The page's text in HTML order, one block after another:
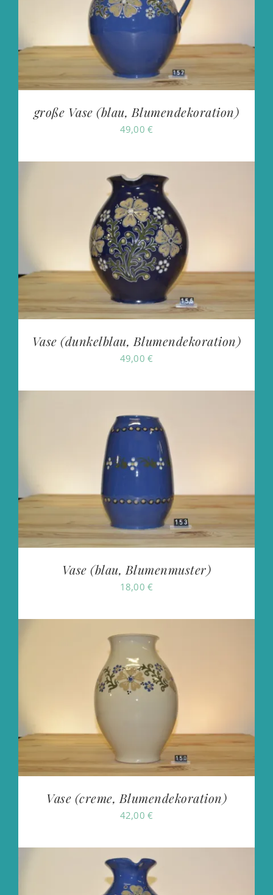
große Vase (blau, Blumendekoration)
49,00€
Vase (dunkelblau, Blumendekoration)
49,00€
Vase (blau, Blumenmuster)
18,00€
Vase (creme, Blumendekoration)
42,00€